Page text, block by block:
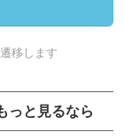
移します
っと見るなら